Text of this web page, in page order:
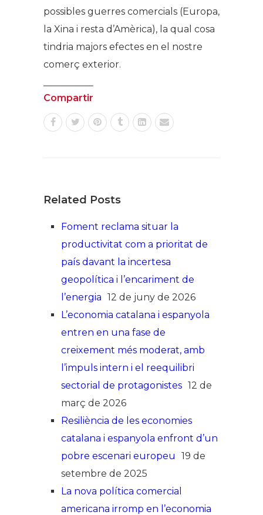
possibles guerres comercials (Europa,
la Xina i resta d’Amèrica), la qual cosa
tindria majors efectes en el nostre
comerç exterior.
Compartir
Related Posts
Foment reclama situar la
productivitat com a prioritat de
país davant la incertesa
geopolítica i l’encariment de
l’energia 12 de juny de 2026
L’economia catalana i espanyola
entren en una fase de
creixement més moderat, amb
l’impuls intern i el reequilibri
sectorial de protagonistes 12 de
març de 2026
Resiliència de les economies
catalana i espanyola enfront d’un
pobre escenari europeu
19 de
setembre de 2025
La nova política comercial
americana irromp en l’economia